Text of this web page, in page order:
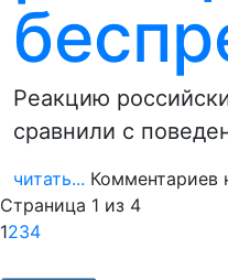
Реакцию
сравнили с
читать... Комментариев
Страница 1 из 4
1234